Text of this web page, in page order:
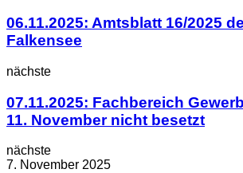
06.11.2025: Amtsblatt 16/2025
Falkensee
nächste
07.11.2025: Fachbereich
11. November nicht besetzt
nächste
7. November 2025